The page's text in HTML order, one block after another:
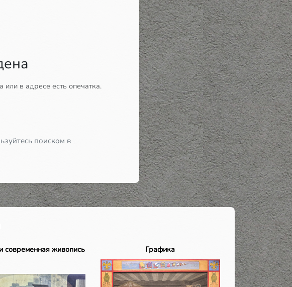
в адресе есть опечатка.
поиском в
современная живопись Графика